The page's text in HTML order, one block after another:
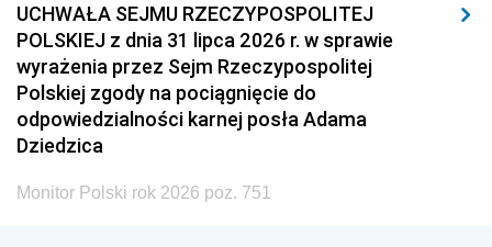
UCHWAŁA SEJMU RZECZYPOSPOLITEJ
POLSKIEJ z dnia 31 lipca 2026 r. w sprawie
wyrażenia przez Sejm Rzeczypospolitej
Polskiej zgody na pociągnięcie do
odpowiedzialności karnej posła Adama
Dziedzica
Monitor Polski rok 2026 poz. 751